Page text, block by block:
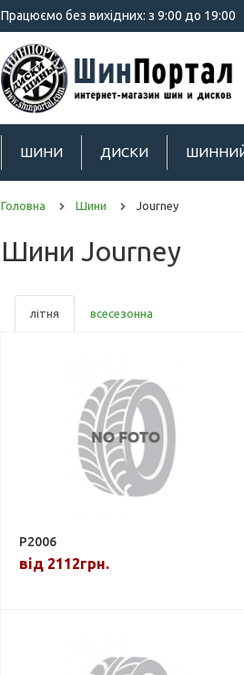
Працюємо без вихідних: з 9:00 до 19:00
ШИНИ ДИСКИ
Головна Шини Journey
Шини Journey
літня всесезонна
P2006
від 2112грн.